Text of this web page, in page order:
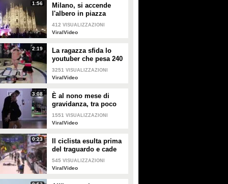
1:56
Milano, si accende
l'albero in piazza
Duomo
412 VISUALIZZAZIONI
ViralVideo
2:19
La ragazza sfida lo
youtuber che pesa 240
kg e lo mette KO
3251 VISUALIZZAZIONI
ViralVideo
3:08
È al nono mese di
gravidanza, tra poco
sarà mamma ma non
vuole smettere di
1551 VISUALIZZAZIONI
ViralVideo
0:23
Il ciclista esulta prima
del traguardo e cade
rovinosamente
545 VISUALIZZAZIONI
ViralVideo